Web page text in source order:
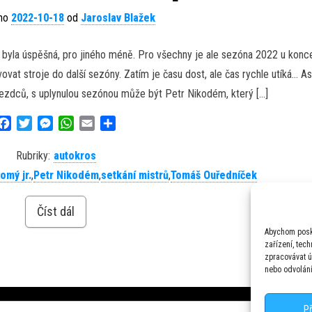
Abychom
zařízení,
zpracovávat
nebo
2022-10-18 od Jaroslav Blažek
úspěšná, pro jiného méně. Pro všechny je ale sezóna 2022 u
stroje do další sezóny. Zatím je času dost, ale čas rychle utíká…
s uplynulou sezónou může být Petr Nikodém, který […]
c
e
b
i
t
t
e
M
s
s
e
n
g
e
W
a
s
A
p
a
l
r
e
Rubriky: autokros
jr., Petr Nikodém,setkání mistrů,Tomáš Ouředníček
Číst dál